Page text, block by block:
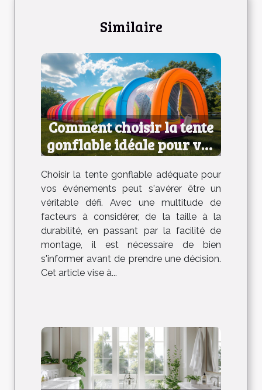
Similaire
Comment choisir la tente
gonflable idéale pour vos
événements
Choisir la tente gonflable adéquate pour
vos événements peut s'avérer être un
véritable défi. Avec une multitude de
facteurs à considérer, de la taille à la
durabilité, en passant par la facilité de
montage, il est nécessaire de bien
s'informer avant de prendre une décision.
Cet article vise à...